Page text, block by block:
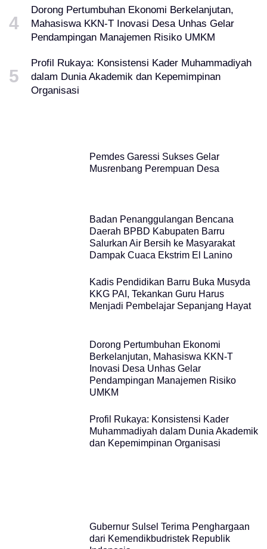
Dorong Pertumbuhan Ekonomi Berkelanjutan,
Mahasiswa KKN-T Inovasi Desa Unhas Gelar
Pendampingan Manajemen Risiko UMKM
Profil Rukaya: Konsistensi Kader Muhammadiyah
dalam Dunia Akademik dan Kepemimpinan
Organisasi
Pemdes Garessi Sukses Gelar
Musrenbang Perempuan Desa
Badan Penanggulangan Bencana
Daerah BPBD Kabupaten Barru
Salurkan Air Bersih ke Masyarakat
Dampak Cuaca Ekstrim El Lanino
Kadis Pendidikan Barru Buka Musyda
KKG PAI, Tekankan Guru Harus
Menjadi Pembelajar Sepanjang Hayat
Dorong Pertumbuhan Ekonomi
Berkelanjutan, Mahasiswa KKN-T
Inovasi Desa Unhas Gelar
Pendampingan Manajemen Risiko
UMKM
Profil Rukaya: Konsistensi Kader
Muhammadiyah dalam Dunia Akademik
dan Kepemimpinan Organisasi
Gubernur Sulsel Terima Penghargaan
dari Kemendikbudristek Republik